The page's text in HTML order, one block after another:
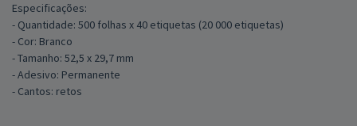
Especificações:
- Quantidade: 500 folhas x 40 etiquetas (20 000 etiquetas)
- Cor: Branco
- Tamanho: 52,5 x 29,7 mm
- Adesivo: Permanente
- Cantos: retos